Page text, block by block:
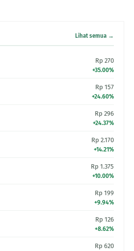
Lihat semua →
Rp 270
+35.00%
Rp 157
+24.60%
Rp 296
+24.37%
Rp 2.170
+14.21%
Rp 1.375
+10.00%
Rp 199
+9.94%
Rp 126
+8.62%
Rp 620